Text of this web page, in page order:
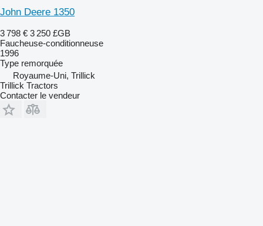
John Deere 1350
3 798 € 3 250 £GB
Faucheuse-conditionneuse
1996
Type remorquée
Royaume-Uni, Trillick
Trillick Tractors
Contacter le vendeur